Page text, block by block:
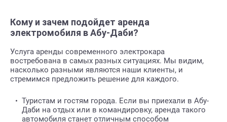
Кому и зачем подойдет аренда
электромобиля в Абу-Даби?
Услуга аренды современного электрокара
востребована в самых разных ситуациях. Мы видим,
насколько разными являются наши клиенты, и
стремимся предложить решение для каждого.
Туристам и гостям города. Если вы приехали в Абу-
Даби на отдых или в командировку, аренда такого
автомобиля станет отличным способом